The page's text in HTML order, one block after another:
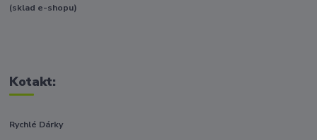
(sklad e-shopu)
Kotakt:
Rychlé Dárky